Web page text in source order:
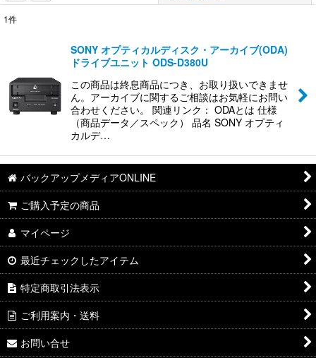
絞り込む
1件
SONY オプティカルディスク・アーカイブ(ODA)
ドライブユニット ODS-D380U
この商品は終息商品につき、お取り扱いできませ
ん。アーカイブに関するご相談はお気軽にお問い
合わせください。 関連リンク： ODAとは 仕様
（商品データ／スペック） 品名 SONY オプティ
カルデ…
バックアップメディアONLINE
ご購入予定の商品
マイページ
最近チェックしたアイテム
特定商取引法表示
ご利用案内・送料
お問い合せ